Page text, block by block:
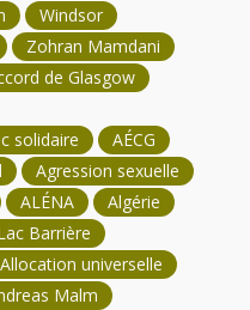
Windsor
Zohran Mamdani
de Glasgow
solidaire
AÉCG
Agression sexuelle
ALÉNA
Algérie
Barrière
Allocation universelle
Malm